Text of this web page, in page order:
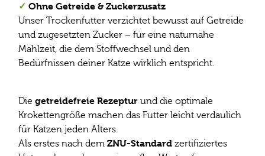
✓ Ohne Getreide & Zuckerzusatz
Unser Trockenfutter verzichtet bewusst auf Getreide
und zugesetzten Zucker – für eine naturnahe
Mahlzeit, die dem Stoffwechsel und den
Bedürfnissen deiner Katze wirklich entspricht.
Die getreidefreie Rezeptur und die optimale
Krokettengröße machen das Futter leicht verdaulich
für Katzen jeden Alters.
Als erstes nach dem ZNU-Standard zertifiziertes